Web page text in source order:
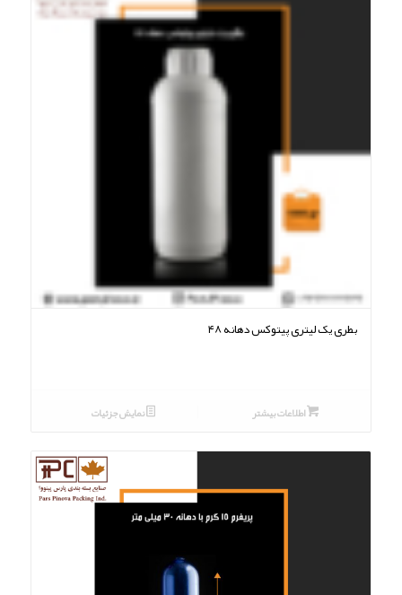
بطری یک لیتری پیتوکس دهانه ۴۸
اطلاعات بیشتر نمایش جزئیات